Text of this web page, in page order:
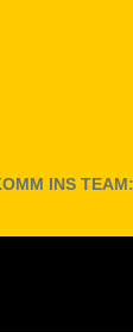
INS